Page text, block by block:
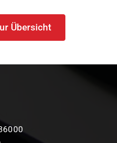
Übersicht